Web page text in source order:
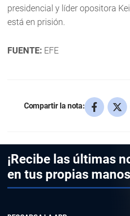
presidencial y líder opositora
está en prisión.
FUENTE: EFE
Compartir la nota:
¡Recibe las últimas
en tus propias